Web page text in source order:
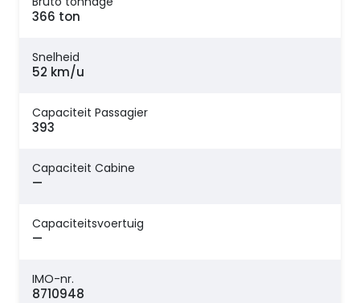
366 ton
Snelheid
52 km/u
Capaciteit Passagier
393
Capaciteit Cabine
—
Capaciteitsvoertuig
—
IMO-nr.
8710948